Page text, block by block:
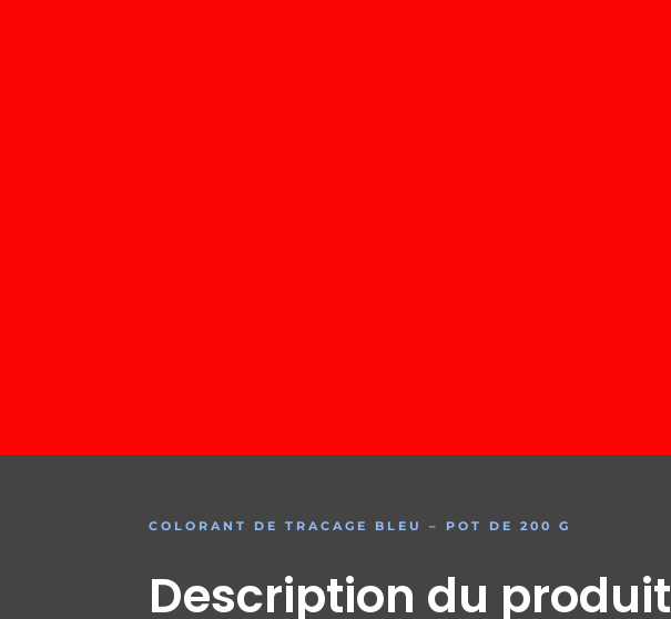
COLORANT DE TRACAGE BLEU – POT DE 200 G
Description du produit